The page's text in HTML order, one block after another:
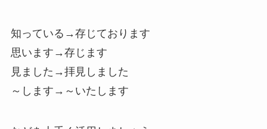
知っている→存じております
思います→存じます
見ました→拝見しました
～します→～いたします